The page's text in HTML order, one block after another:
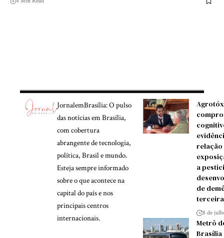
JornalemBrasília: O pulso
das notícias em Brasília,
com cobertura
abrangente de tecnologia,
política, Brasil e mundo.
Esteja sempre informado
sobre o que acontece na
capital do país e nos
principais centros
internacionais.
a
de
8 de
Metrô
Brasília